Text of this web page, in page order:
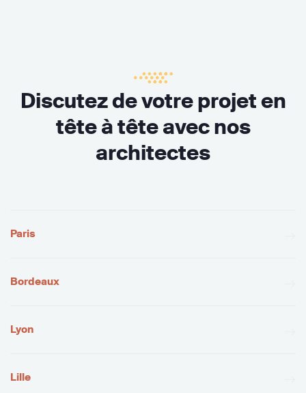
Discutez de votre projet en
tête à tête avec nos
architectes
Paris
Bordeaux
Lyon
Lille